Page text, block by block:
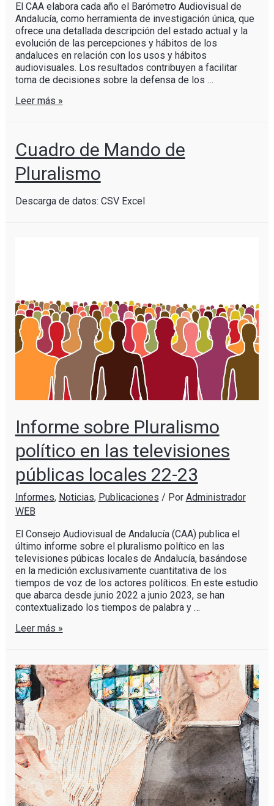
El CAA elabora cada año el Barómetro Audiovisual de
Andalucía, como herramienta de investigación única, que
ofrece una detallada descripción del estado actual y la
evolución de las percepciones y hábitos de los
andaluces en relación con los usos y hábitos
audiovisuales. Los resultados contribuyen a facilitar
toma de decisiones sobre la defensa de los …
Leer más »
Cuadro de Mando de
Pluralismo
Descarga de datos: CSV Excel
Informe sobre Pluralismo
político en las televisiones
públicas locales 22-23
Informes, Noticias, Publicaciones / Por Administrador
WEB
El Consejo Audiovisual de Andalucía (CAA) publica el
último informe sobre el pluralismo político en las
televisiones púbicas locales de Andalucía, basándose
en la medición exclusivamente cuantitativa de los
tiempos de voz de los actores políticos. En este estudio
que abarca desde junio 2022 a junio 2023, se han
contextualizado los tiempos de palabra y …
Leer más »